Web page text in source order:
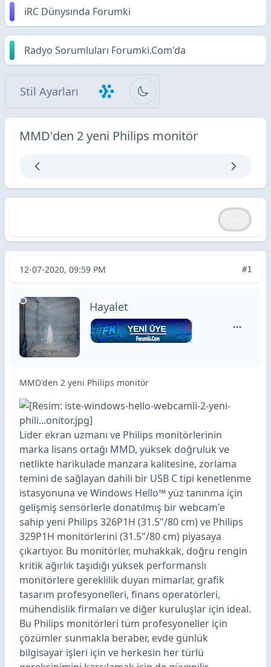
iRC Dünysında Forumki
Radyo Sorumluları Forumki.Com'da
Stil Ayarları
MMD'den 2 yeni Philips monitör
12-07-2020, 09:59 PM #1
Hayalet
MMD'den 2 yeni Philips monitör
Lider ekran uzmanı ve Philips monitörlerinin
marka lisans ortağı MMD, yüksek doğruluk ve
netlikte harikulade manzara kalitesine, zorlama
temini de sağlayan dahili bir USB C tipi kenetlenme
istasyonuna ve Windows Hello™ yüz tanınma için
gelişmiş sensörlerle donatılmış bir webcam'e
sahip yeni Philips 326P1H (31.5"/80 cm) ve Philips
329P1H monitörlerini (31.5"/80 cm) piyasaya
çıkartıyor. Bu monitörler, muhakkak, doğru rengin
kritik ağırlık taşıdığı yüksek performanslı
monitörlere gereklilik duyan mimarlar, grafik
tasarım profesyonelleri, finans operatörleri,
mühendislik firmaları ve diğer kuruluşlar için ideal.
Bu Philips monitörleri tüm profesyoneller için
çözümler sunmakla beraber, evde günlük
bilgisayar işleri için ve herkesin her türlü